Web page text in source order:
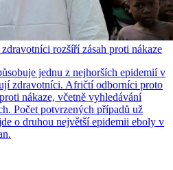
rozšíří zásah proti nákaze
jednu z nejhorších epidemií v
zdravotníci. Afričtí odborníci proto
nákaze, včetně vyhledávání
Počet potvrzených případů už
o druhou největší epidemii eboly v